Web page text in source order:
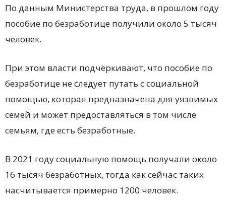
По данным Министерства труда, в прошлом году
пособие по безработице получили около 5 тысяч
человек.
При этом власти подчёркивают, что пособие по
безработице не следует путать с социальной
помощью, которая предназначена для уязвимых
семей и может предоставляться в том числе
семьям, где есть безработные.
В 2021 году социальную помощь получали около
16 тысяч безработных, тогда как сейчас таких
насчитывается примерно 1200 человек.